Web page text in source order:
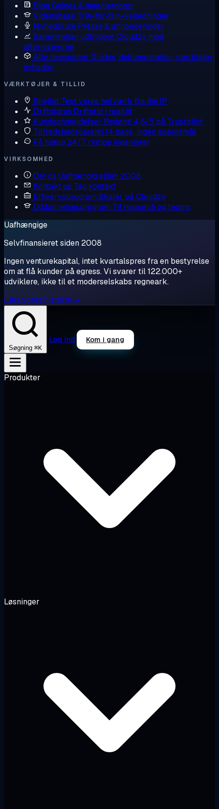
Blog Guides & ingeniørnoter
Vidensbase Trin-for-trin-vejledninger
Nyhedsrum Presse & annonceringer
Sammenlign udbydereCloudzy mod
alternativerne
Alle ressourcer Guides, dokumentation, værktøjer,
nyheder
VÆRKTØJER & TILLID
Spejlet Test vores netværk fra din IP
Driftstatus Driftstid i realtid
Kundeanmeldelser Bedømt 4,6/5 på Trustpilot
Tilfredshedsgaranti 14 dage, ingen spørgsmål
Få hjælp 24/7, rigtige ingeniører
VIRKSOMHED
Om os Uafhængig siden 2008
Kontakt os Tag kontakt
Erhvervsprogram Skalér på Cloudzy
Uddannelsesprogram Til research og teams
Uafhængige
Selvfinansieret siden 2008
Ingen venturekapital, intet kvartalspres fra en bestyrelse
om at flå kunder på egress. Vi svarer til 122.000+
udviklere, ikke til et moderselskabs regneark.
Læs vores historie →
Søgning ⌘K
Log ind Kom i gang
Produkter
Løsninger